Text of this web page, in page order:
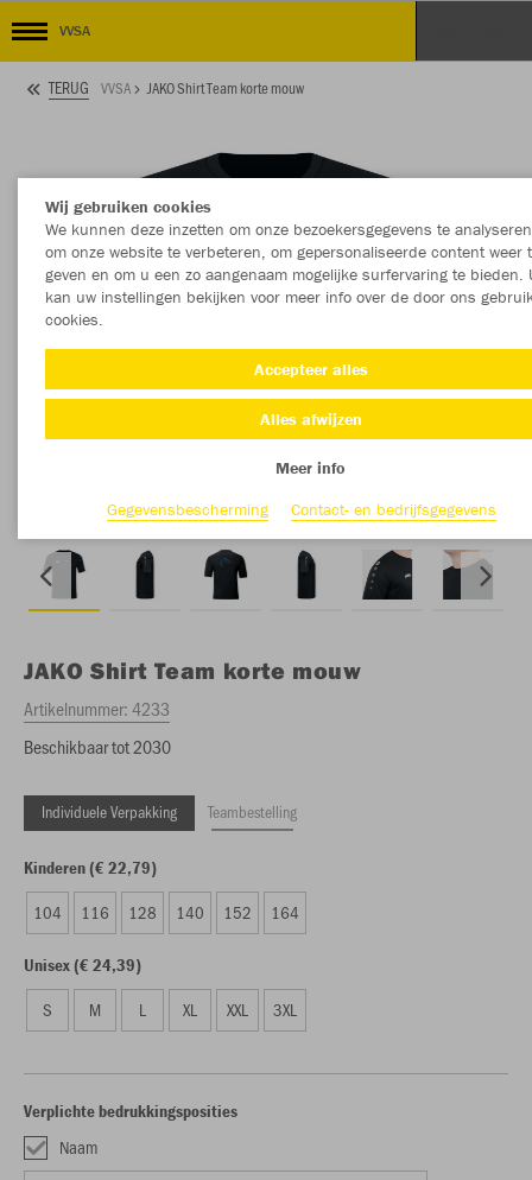
VVSA
TERUG VVSA JAKO Shirt Team korte mouw
JAKO Shirt Team korte mouw
Artikelnummer:4233
Beschikbaar tot 2030
Individuele Verpakking Teambestelling
Kinderen (€ 22,79)
104 116 128 140 152 164
Unisex (€ 24,39)
S M L XL XXL 3XL
Verplichte bedrukkingsposities
Naam
Wij gebruiken cookies
We kunnen deze inzetten om onze bezoekersgegevens te
om onze website te verbeteren, om gepersonaliseerde content weer
geven en om u een zo aangenaam mogelijke surfervaring te bieden.
kan uw instellingen bekijken voor meer info over de door ons
cookies.
Accepteer alles
Alles afwijzen
Meer info
Gegevensbescherming
Contact- en bedrijfsgegevens